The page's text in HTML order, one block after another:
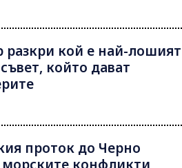
кой е най-лошият
който дават
проток до Черно